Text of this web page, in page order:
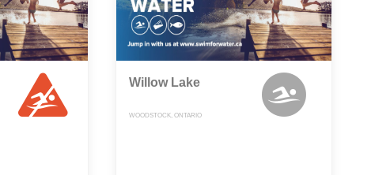
Willow Lake
WOODSTOCK, ONTARIO